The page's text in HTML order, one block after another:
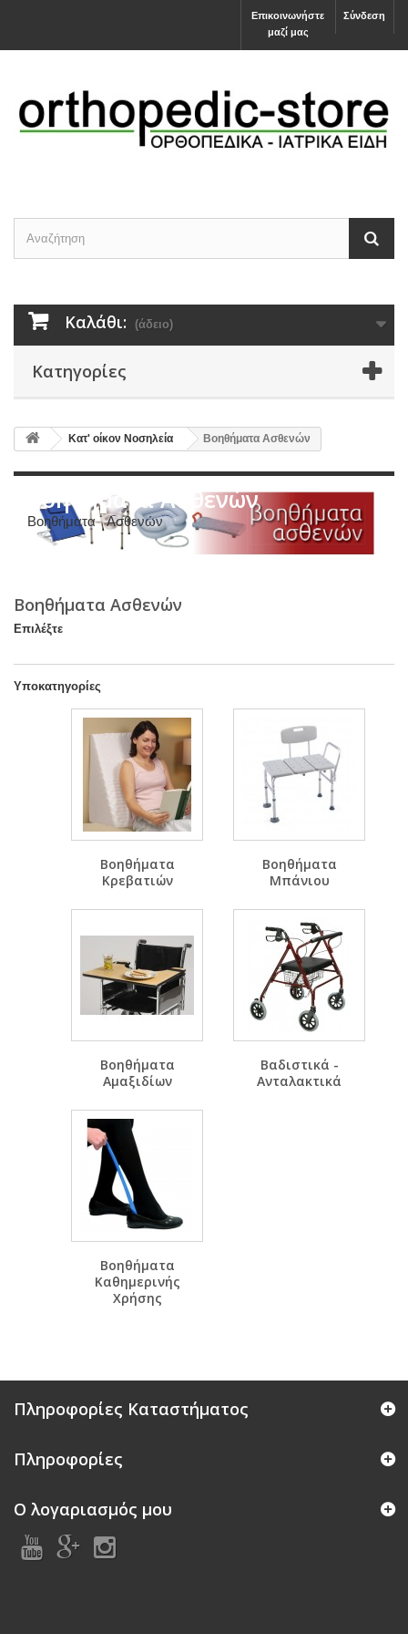
Σύνδεση
Επικοινωνήστε
μαζί μας
Καλάθι: (άδειο)
Κατηγορίες
Κατ' οίκον Νοσηλεία Βοηθήματα Ασθενών
Βοηθήματα Ασθενών
Βοηθήματα Ασθενών
Βοηθήματα Ασθενών
Επιλέξτε
Υποκατηγορίες
Βοηθήματα
Κρεβατιών
Βοηθήματα
Μπάνιου
Βοηθήματα
Αμαξιδίων
Βαδιστικά -
Ανταλακτικά
Βοηθήματα
Καθημερινής
Χρήσης
Πληροφορίες Καταστήματος
Πληροφορίες
Ο λογαριασμός μου